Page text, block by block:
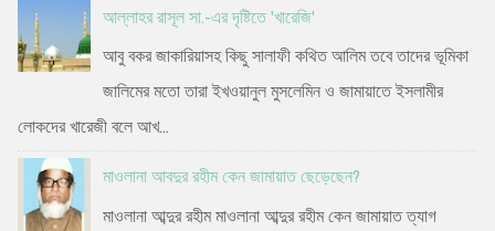
আল্লাহর রাসূল সা.-এর দৃষ্টিতে 'খারেজি'
আবু বকর জাকারিয়াসহ কিছু সালাফী কথিত আলিম তবে তাদের ভূমিকা
জালিমের মতো তারা ইখওয়ানুল মুসলেমিন ও জামায়াতে ইসলামীর
লোকদের খারেজী বলে আখ...
মাওলানা আবদুর রহীম কেন জামায়াত ছেড়েছেন?
মাওলানা আব্দুর রহীম মাওলানা আব্দুর রহীম কেন জামায়াত ত্যাগ